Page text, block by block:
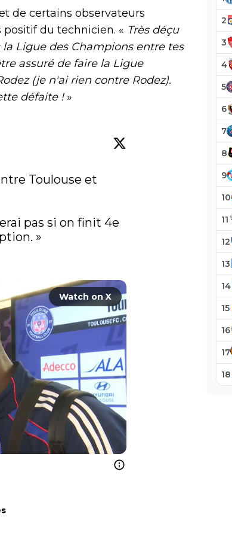
de certains observateurs
du technicien. « Très déçu
la Ligue des Champions entre tes
assuré de faire la Ligue
(je n'ai rien contre Rodez).
défaite !»
Toulouse et
pas si on finit 4e
»
Watch on X
2
3
4
5
6
7
8
9
10
11
12
13
14
15
16
17
18